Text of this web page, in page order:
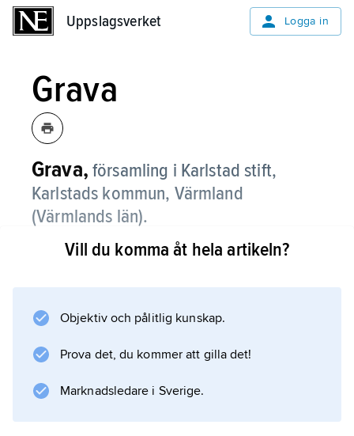
Uppslagsverket Logga in
Grava
Grava, församling i Karlstad stift,
Karlstads kommun, Värmland
(Värmlands län).
Grava består av en delvis öppen, delvis
Vill du komma åt hela artikeln?
Objektiv och pålitlig kunskap.
Prova det, du kommer att gilla det!
Marknadsledare i Sverige.